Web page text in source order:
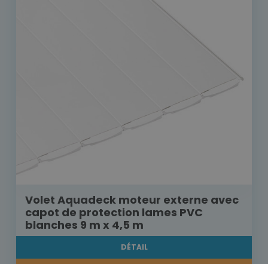
Volet Aquadeck moteur externe avec
capot de protection lames PVC
blanches 9 m x 4,5 m
DÉTAIL